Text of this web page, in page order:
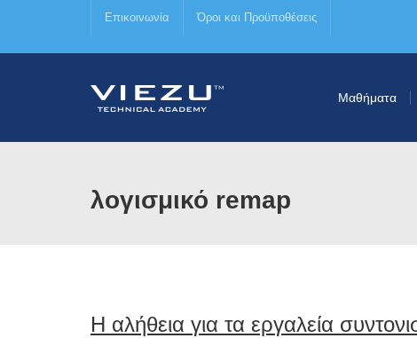
Επικοινωνία Όροι και Προϋποθέσεις
Μαθήματα
λογισμικό remap
Η αλήθεια για τα εργαλεία